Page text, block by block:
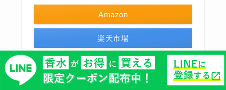
Amazon
楽天市場
Yahooショッピング
ポチップ